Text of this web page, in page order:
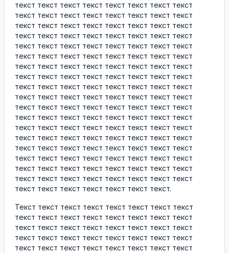
текст текст текст текст текст текст текст текст
текст текст текст текст текст текст текст текст
текст текст текст текст текст текст текст текст
текст текст текст текст текст текст текст текст
текст текст текст текст текст текст текст текст
текст текст текст текст текст текст текст текст
текст текст текст текст текст текст текст текст
текст текст текст текст текст текст текст текст
текст текст текст текст текст текст текст текст
текст текст текст текст текст текст текст текст
текст текст текст текст текст текст текст текст
текст текст текст текст текст текст текст текст
текст текст текст текст текст текст текст текст
текст текст текст текст текст текст текст текст
текст текст текст текст текст текст текст текст
текст текст текст текст текст текст текст текст
текст текст текст текст текст текст текст текст
текст текст текст текст текст текст текст текст
текст текст текст текст текст текст текст.
Текст текст текст текст текст текст текст текст
текст текст текст текст текст текст текст текст
текст текст текст текст текст текст текст текст
текст текст текст текст текст текст текст текст
текст текст текст текст текст текст текст текст